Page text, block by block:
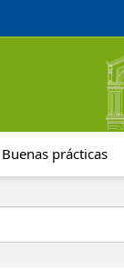
Buenas prácticas